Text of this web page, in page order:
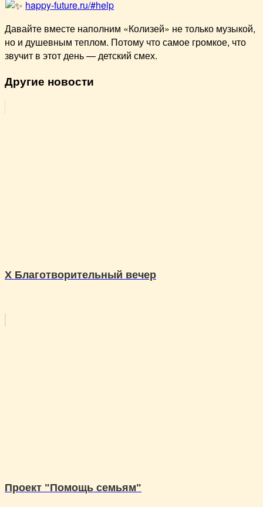
happy-future.ru/#help
Давайте вместе наполним «Колизей» не только музыкой,
но и душевным теплом. Потому что самое громкое, что
звучит в этот день — детский смех.
Другие новости
X Благотворительный вечер
Проект "Помощь семьям"